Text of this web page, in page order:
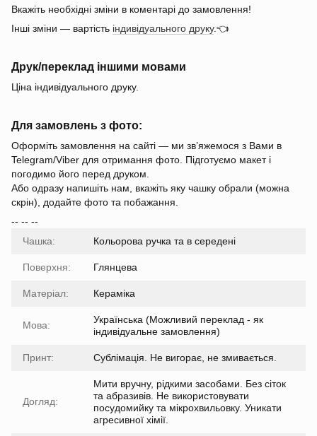
Вкажіть необхідні зміни в коментарі до замовлення!
Інші зміни — вартість індивідуального друку.👈
Друк/переклад іншими мовами
Ціна індивідуального друку.
Для замовлень з фото:
Оформіть замовлення на сайті — ми зв’яжемося з Вами в
Telegram/Viber для отримання фото. Підготуємо макет і
погодимо його перед друком.
Або одразу напишіть нам, вкажіть яку чашку обрали (можна
скрін), додайте фото та побажання.
-- -- --
Чашка:
Кольорова ручка та в середені
Поверхня: Глянцева
Матеріал: Кераміка
Мова:
Українська (Можливий переклад - як
індивідуальне замовлення)
Принт: Сублімація. Не вигорає, не змивається.
Догляд:
Мити вручну, рідкими засобами. Без сіток
та абразивів. Не використовувати
посудомийку та мікрохвильовку. Уникати
агресивної хімії.